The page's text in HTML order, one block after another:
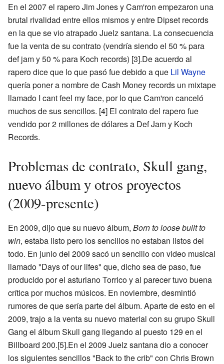
En el 2007 el rapero Jim Jones y Cam'ron empezaron una
brutal rivalidad entre ellos mismos y entre Dipset records
en la que se vio atrapado Juelz santana. La consecuencia
fue la venta de su contrato (vendría siendo el 50 % para
def jam y 50 % para Koch records) [3].De acuerdo al
rapero dice que lo que pasó fue debido a que Lil Wayne
quería poner a nombre de Cash Money records un mixtape
llamado I cant feel my face, por lo que Cam'ron canceló
muchos de sus sencillos. [4] El contrato del rapero fue
vendido por 2 millones de dólares a Def Jam y Koch
Records.
Problemas de contrato, Skull gang,
nuevo álbum y otros proyectos
(2009-presente)
En 2009, dijo que su nuevo álbum, Born to loose built to
win, estaba listo pero los sencillos no estaban listos del
todo. En junio del 2009 sacó un sencillo con video musical
llamado "Days of our lifes" que, dicho sea de paso, fue
producido por el asturiano Torrico y al parecer tuvo buena
crítica por muchos músicos. En noviembre, desmintió
rumores de que sería parte del álbum. Aparte de esto en el
2009, trajo a la venta su nuevo material con su grupo Skull
Gang el álbum Skull gang llegando al puesto 129 en el
Billboard 200.[5].En el 2009 Juelz santana dio a conocer
los siguientes sencillos "Back to the crib" con Chris Brown